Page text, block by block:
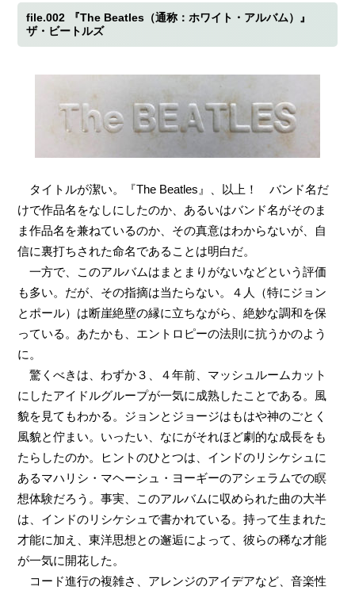
file.002
『The Beatles（通称：ホワイト・アルバム）』
ザ・ビートルズ
タイトルが潔い。『The Beatles』、以上！ バンド名だ
けで作品名をなしにしたのか、あるいはバンド名がそのま
ま作品名を兼ねているのか、その真意はわからないが、自
信に裏打ちされた命名であることは明白だ。
一方で、このアルバムはまとまりがないなどという評価
も多い。だが、その指摘は当たらない。４人（特にジョン
とポール）は断崖絶壁の縁に立ちながら、絶妙な調和を保
っている。あたかも、エントロピーの法則に抗うかのよう
に。
驚くべきは、わずか３、４年前、マッシュルームカット
にしたアイドルグループが一気に成熟したことである。風
貌を見てもわかる。ジョンとジョージはもはや神のごとく
風貌と佇まい。いったい、なにがそれほど劇的な成長をも
たらしたのか。ヒントのひとつは、インドのリシケシュに
あるマハリシ・マヘーシュ・ヨーギーのアシェラムでの瞑
想体験だろう。事実、このアルバムに収められた曲の大半
は、インドのリシケシュで書かれている。持って生まれた
才能に加え、東洋思想との邂逅によって、彼らの稀な才能
が一気に開花した。
コード進行の複雑さ、アレンジのアイデアなど、音楽性